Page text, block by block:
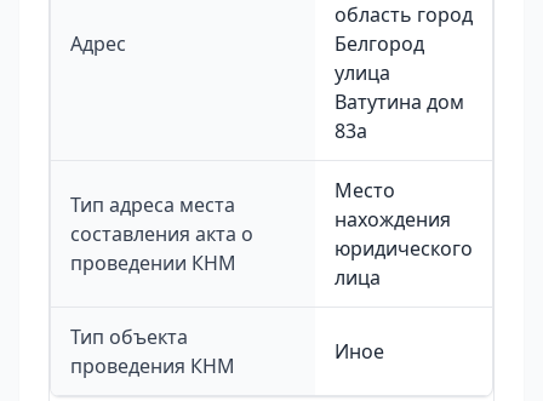
Адрес
область город
Белгород
улица
Ватутина дом
83а
Тип адреса места
составления акта о
проведении КНМ
Место
нахождения
юридического
лица
Тип объекта
проведения КНМ
Иное